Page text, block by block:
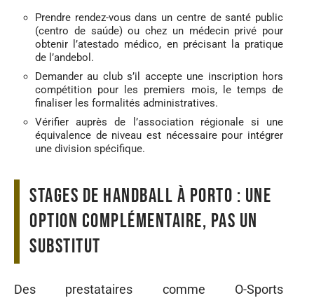
Prendre rendez-vous dans un centre de santé public
(centro de saúde) ou chez un médecin privé pour
obtenir l’atestado médico, en précisant la pratique
de l’andebol.
Demander au club s’il accepte une inscription hors
compétition pour les premiers mois, le temps de
finaliser les formalités administratives.
Vérifier auprès de l’association régionale si une
équivalence de niveau est nécessaire pour intégrer
une division spécifique.
Stages de handball à Porto : une
option complémentaire, pas un
substitut
Des prestataires comme O-Sports